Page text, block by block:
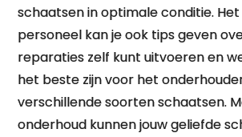
schaatsen in optimale conditie.
personeel kan je ook tips geven
reparaties zelf kunt uitvoeren en
het beste zijn voor het
verschillende soorten schaatsen.
onderhoud kunnen jouw geliefde